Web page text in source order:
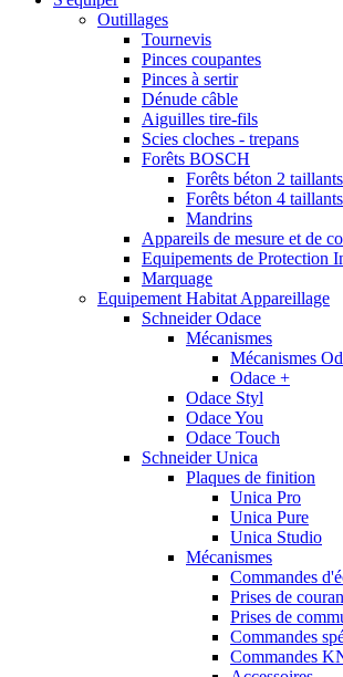
Outillages
Tournevis
Pinces coupantes
Pinces à sertir
Dénude câble
Aiguilles tire-fils
Scies cloches - trepans
Forêts BOSCH
Forêts béton 2 taillants
Forêts béton 4 taillants
Mandrins
Appareils de mesure et de
Equipements de Protection
Marquage
Equipement Habitat Appareillage
Schneider Odace
Mécanismes
Mécanismes
Odace +
Odace Styl
Odace You
Odace Touch
Schneider Unica
Plaques de finition
Unica Pro
Unica Pure
Unica Studio
Mécanismes
Commandes
Prises de
Prises de
Commandes
Commandes